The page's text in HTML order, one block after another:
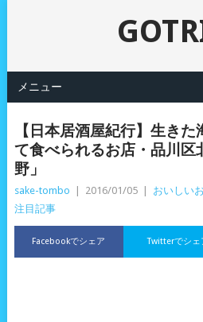
メニュー
【日本居酒屋紀行】生き
て食べられるお店・品川区
野」
sake-tombo 2016/01/05 おいしい
注目記事
Facebookでシェア Twitterでシェ